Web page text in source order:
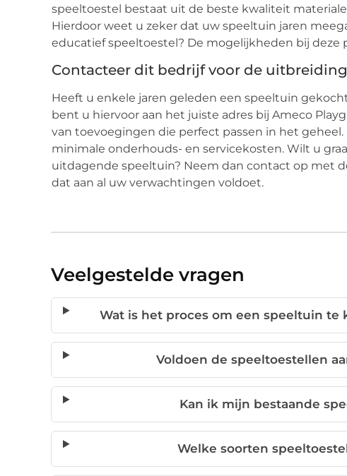
speeltoestel bestaat uit de beste kwaliteit
Hierdoor weet u zeker dat uw speeltuin jaren
educatief speeltoestel? De mogelijkheden bij deze
Contacteer dit bedrijf voor de
Heeft u enkele jaren geleden een speeltuin
bent u hiervoor aan het juiste adres bij Ameco
van toevoegingen die perfect passen in het
minimale onderhouds- en servicekosten. Wilt u
uitdagende speeltuin? Neem dan contact op met
dat aan al uw verwachtingen voldoet.
Veelgestelde vragen
Wat is het proces om een speeltuin te
Voldoen de speeltoestellen
Kan ik mijn bestaande
Welke soorten